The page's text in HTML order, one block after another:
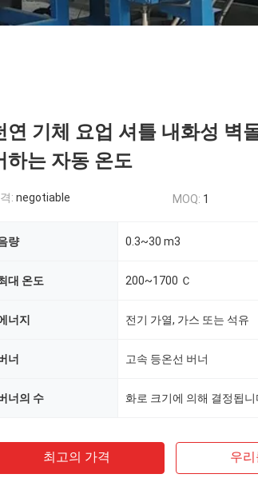
연 기체 요업 셔틀 내화성 벽
하는 자동 온도
: negotiable MOQ: 1
량 0.3~30 m3
대 온도 200~1700 Ｃ
너지 전기 가열, 가스 또는 석유
너 고속 등온선 버너
너의 수 화로 크기에 의해 결정됩니
최고의 가격 우